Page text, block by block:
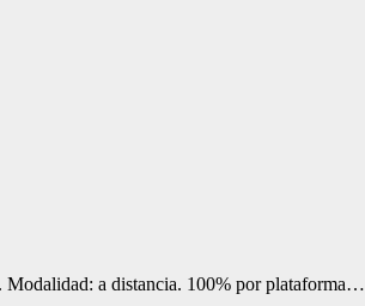
Modalidad: a distancia. 100% por plataforma…